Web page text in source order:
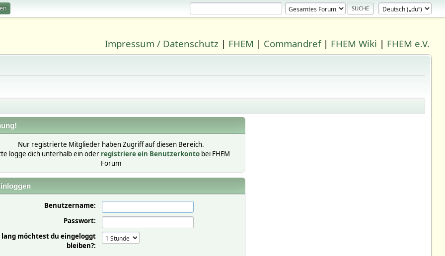
Impressum / Datenschutz | FHEM | Commandref| FHEM Wiki | FHEM e.V.
Nur registrierte Mitglieder haben Zugriff auf diesen Bereich.
logge dich unterhalb ein oder registriere ein Benutzerkontobei FHEM
Forum
Benutzername:
Passwort:
lang möchtest du eingeloggt
bleiben?: